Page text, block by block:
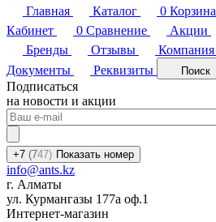
Главная
Каталог 0 Корзина
Кабинет
0 Сравнение Акции
Бренды
Отзывы Компания
Документы
Реквизиты Поиск
Подписаться
на новости и акции
+7 (747) Показать номер
info@ants.kz
г. Алматы
ул. Курмангазы 177а оф.1
Интернет-магазин